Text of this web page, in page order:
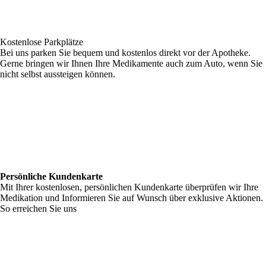
Kostenlose Parkplätze
Bei uns parken Sie bequem und kostenlos direkt vor der Apotheke.
Gerne bringen wir Ihnen Ihre Medikamente auch zum Auto, wenn Sie
nicht selbst aussteigen können.
Persönliche Kundenkarte
Mit Ihrer kostenlosen, persönlichen Kundenkarte überprüfen wir Ihre
Medikation und Informieren Sie auf Wunsch über exklusive Aktionen.
So erreichen Sie uns